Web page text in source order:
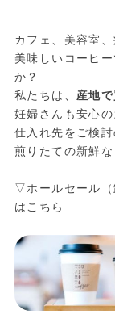
カフェ、美容室
美味しいコーヒ
か？
私たちは、 産地
妊婦さんも安心の
仕入れ先をご検討
煎りたての新鮮
▽ホールセール（
はこちら